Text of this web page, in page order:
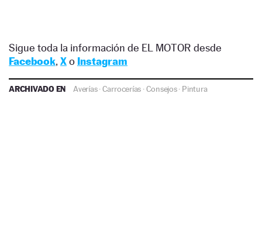
Sigue toda la información de EL MOTOR desde
Facebook, Xo Instagram
ARCHIVADO EN Averías·Carrocerías ·Consejos· Pintura